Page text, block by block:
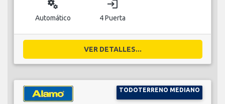
miscellaneous_services
Automático
login
4 Puerta
VER DETALLES...
TODOTERRENO MEDIANO